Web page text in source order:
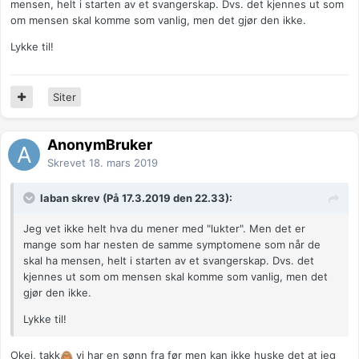
mensen, helt i starten av et svangerskap. Dvs. det kjennes ut som
om mensen skal komme som vanlig, men det gjør den ikke.
Lykke til!
Siter
AnonymBruker
Skrevet 18. mars 2019
laban skrev (På 17.3.2019 den 22.33):
Jeg vet ikke helt hva du mener med "lukter". Men det er
mange som har nesten de samme symptomene som når de
skal ha mensen, helt i starten av et svangerskap. Dvs. det
kjennes ut som om mensen skal komme som vanlig, men det
gjør den ikke.
Lykke til!
Okei, takk🙈 vi har en sønn fra før men kan ikke huske det at jeg